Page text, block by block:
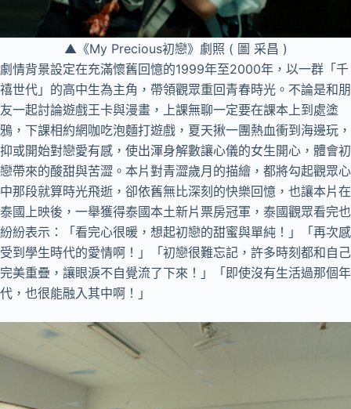
▲《My Precious初戀》劇照 ( 圖 采昌 )
劇情背景設定在充滿懷舊回憶的1999年至2000年，以一群「千
禧世代」的高中生為主角，帶領觀眾重回青春時光。不論是和朋
友一起討論遊戲王卡與漫畫，上課無聊一定要在課本上到處塗
鴉，下課相約網咖吃泡麵打遊戲，夏天揪一團熱血衝到海邊玩，
抑或開始對戀愛有感，使出渾身解數讓心儀的女生開心，體會初
戀帶來的酸甜與苦澀。本片對青澀歲月的描繪，都將勾起觀眾心
中那段就算時光飛逝，卻依舊無比深刻的快樂回憶，也讓本片在
泰國上映後，一舉獲得泰國本土新片票房冠軍，泰國觀眾看完也
紛紛表示：「看完心很暖，想起初戀的甜蜜與單純！」「再次感
受到學生時代的愛情啊！」「初戀很難忘記，許多時刻都和自己
完美重疊，讓眼淚不自覺流了下來！」「即使沒有生活過那個年
代，也很能融入其中啊！」